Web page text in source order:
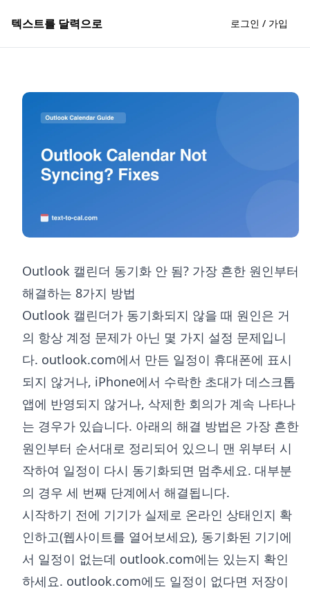
텍스트를 달력으로 로그인 / 가입
Outlook 캘린더 동기화 안 됨? 가장 흔한 원인부터
해결하는 8가지 방법
Outlook 캘린더가 동기화되지 않을 때 원인은 거
의 항상 계정 문제가 아닌 몇 가지 설정 문제입니
다. outlook.com에서 만든 일정이 휴대폰에 표시
되지 않거나, iPhone에서 수락한 초대가 데스크톱
앱에 반영되지 않거나, 삭제한 회의가 계속 나타나
는 경우가 있습니다. 아래의 해결 방법은 가장 흔한
원인부터 순서대로 정리되어 있으니 맨 위부터 시
작하여 일정이 다시 동기화되면 멈추세요. 대부분
의 경우 세 번째 단계에서 해결됩니다.
시작하기 전에 기기가 실제로 온라인 상태인지 확
인하고(웹사이트를 열어보세요), 동기화된 기기에
서 일정이 없는데 outlook.com에는 있는지 확인
하세요. outlook.com에도 일정이 없다면 저장이